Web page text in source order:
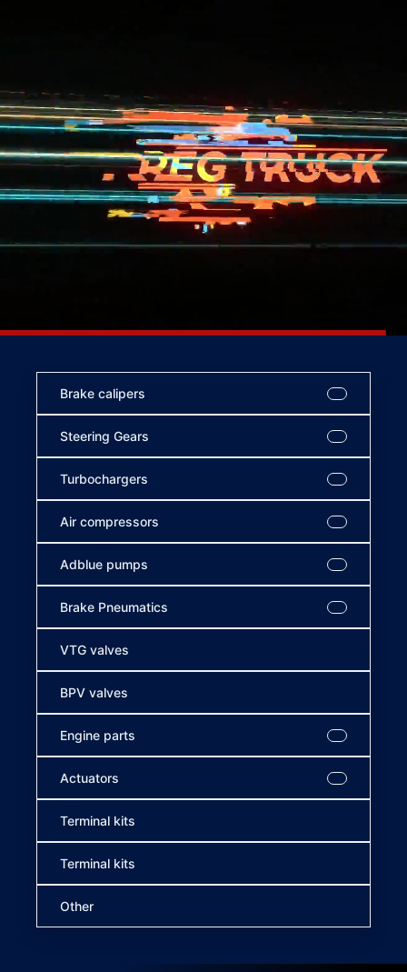
Brake calipers
Steering Gears
Turbochargers
Air compressors
Adblue pumps
Brake Pneumatics
VTG valves
BPV valves
Engine parts
Actuators
Terminal kits
Terminal kits
Other